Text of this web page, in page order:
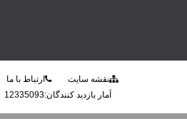
نقشه سایت ارتباط با ما
آمار بازدید کنندگان:12335093